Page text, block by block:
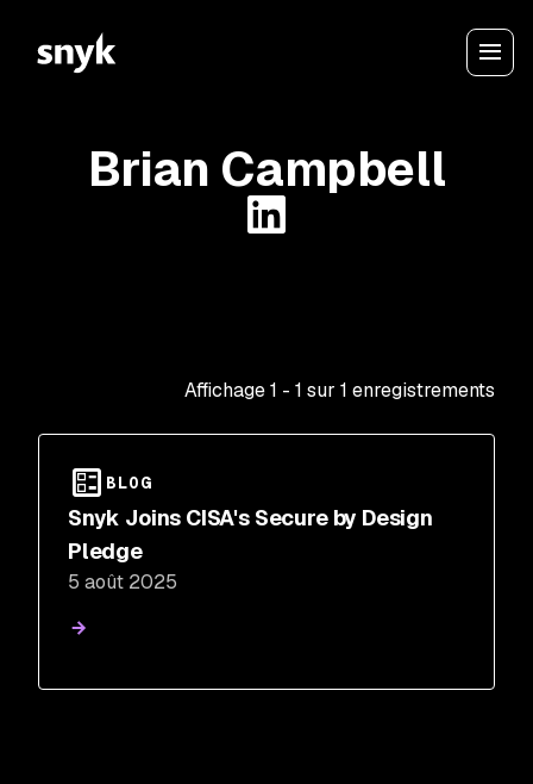
Brian Campbell
Affichage1 - 1 sur 1 enregistrements
BLOG
Snyk Joins CISA's Secure by Design
Pledge
5 août 2025